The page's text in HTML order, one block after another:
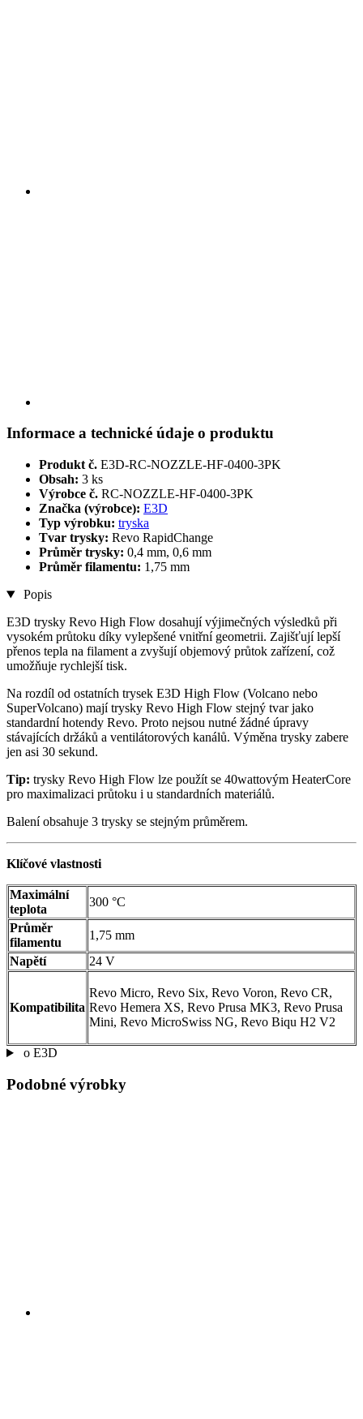
Informace a technické údaje o produktu
Produkt č. E3D-RC-NOZZLE-HF-0400-3PK
Obsah: 3 ks
Výrobce č. RC-NOZZLE-HF-0400-3PK
Značka (výrobce): E3D
Typ výrobku: tryska
Tvar trysky: Revo RapidChange
Průměr trysky: 0,4 mm, 0,6 mm
Průměr filamentu: 1,75 mm
Popis
E3D trysky Revo High Flow dosahují výjimečných výsledků při
vysokém průtoku díky vylepšené vnitřní geometrii. Zajišťují lepší
přenos tepla na filament a zvyšují objemový průtok zařízení, což
umožňuje rychlejší tisk.
Na rozdíl od ostatních trysek E3D High Flow (Volcano nebo
SuperVolcano) mají trysky Revo High Flow stejný tvar jako
standardní hotendy Revo. Proto nejsou nutné žádné úpravy
stávajících držáků a ventilátorových kanálů. Výměna trysky zabere
jen asi 30 sekund.
Tip: trysky Revo High Flow lze použít se 40wattovým HeaterCore
pro maximalizaci průtoku i u standardních materiálů.
Balení obsahuje 3 trysky se stejným průměrem.
Klíčové vlastnosti
Maximální
teplota
300 °C
Průměr
filamentu
1,75 mm
Napětí
24 V
Kompatibilita
Revo Micro, Revo Six, Revo Voron, Revo CR,
Revo Hemera XS, Revo Prusa MK3, Revo Prusa
Mini, Revo MicroSwiss NG, Revo Biqu H2 V2
o E3D
Podobné výrobky